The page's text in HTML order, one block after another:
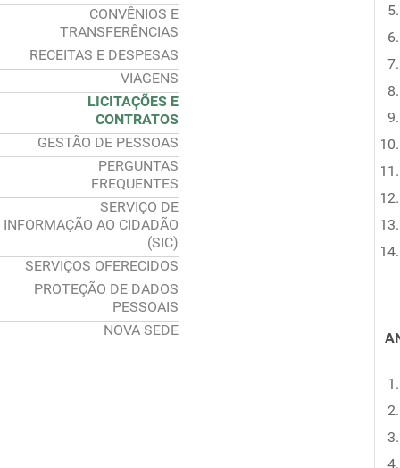
CONVÊNIOS E
TRANSFERÊNCIAS
RECEITAS E DESPESAS
VIAGENS
LICITAÇÕES E
CONTRATOS
GESTÃO DE PESSOAS
PERGUNTAS
FREQUENTES
SERVIÇO DE
INFORMAÇÃO AO CIDADÃO
(SIC)
SERVIÇOS OFERECIDOS
PROTEÇÃO DE DADOS
PESSOAIS
NOVA SEDE